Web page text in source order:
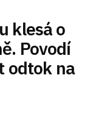
klesá o
Povodí
odtok na